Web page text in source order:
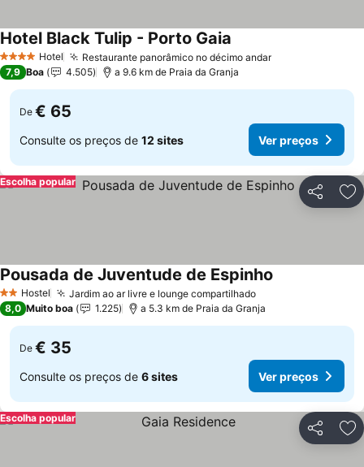
4 EstrelasHotel Restaurante panorâmico no décimo andarVer preços
Hotel Black Tulip - Porto Gaia
7,9 Boa 4.505 a 9.6 km de Praia da Granja
De € 65
Consulte os preços de 12 sites Ver preços
Partilhar
Escolha popular
2 Estrelas
Hostel Jardim ao ar livre e lounge compartilhadoVer preços
Pousada de Juventude de Espinho
8,0 Muito boa 1.225 a 5.3 km de Praia da Granja
De € 35
Consulte os preços de 6 sites Ver preços
Partilhar
Escolha popular